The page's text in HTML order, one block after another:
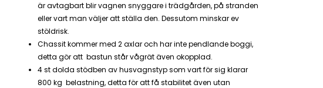
är avtagbart blir vagnen snyggare i trädgården, på stranden
eller vart man väljer att ställa den. Dessutom minskar ev
stöldrisk.
Chassit kommer med 2 axlar och har inte pendlande boggi,
detta gör att bastun står vågrät även okopplad.
4 st dolda stödben av husvagnstyp som vart för sig klarar
800 kg belastning, detta för att få stabilitet även utan